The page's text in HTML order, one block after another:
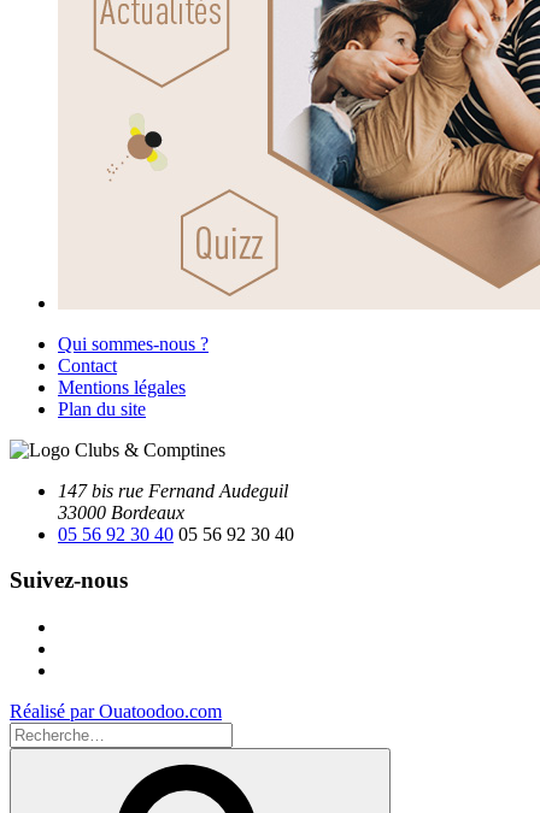
Qui sommes-nous ?
Contact
Mentions légales
Plan du site
147 bis rue Fernand Audeguil
33000 Bordeaux
05 56 92 30 40 05 56 92 30 40
Suivez-nous
Réalisé par Ouatoodoo.com
Recherche
pour